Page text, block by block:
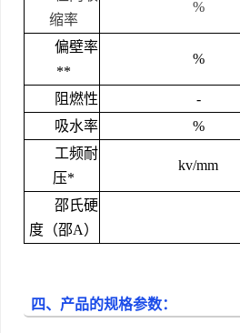
缩率
%
偏壁率
**
%
阻燃性
-
吸水率
%
工频耐
压*
kv/mm
邵氏硬
度（邵A）
四、产品的规格参数：